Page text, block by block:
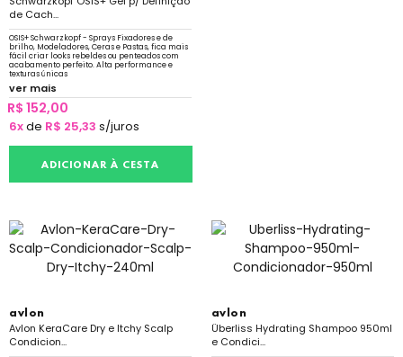
de Cach...
OSIS+ Schwarzkopf - Sprays Fixadores e de
brilho, Modeladores, Ceras e Pastas, fica mais
fácil criar looks rebeldes ou penteados com
acabamento perfeito. Alta performance e
texturas únicas
ver mais
R$ 152,00
6xde R$ 25,33 s/juros
ADICIONAR À CESTA
avlon
Avlon KeraCare Dry e Itchy Scalp
Condicion...
avlon
Überliss Hydrating Shampoo 950ml
e Condici...